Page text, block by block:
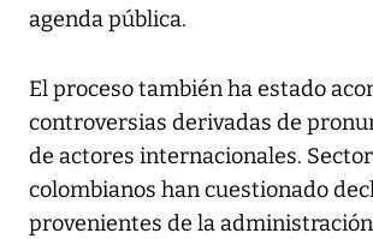
agenda pública.
El proceso también ha estado
controversias derivadas de
de actores internacionales.
colombianos han cuestionado
provenientes de la